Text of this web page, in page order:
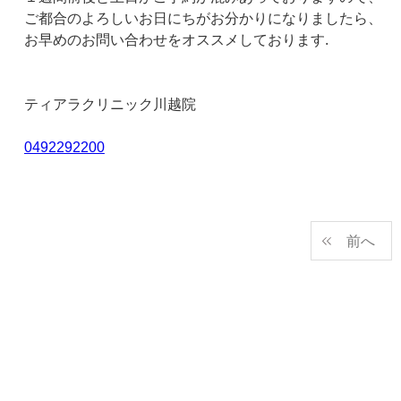
ご都合のよろしいお日にちがお分かりになりましたら、
お早めのお問い合わせをオススメしております.
ティアラクリニック川越院
0492292200
前へ